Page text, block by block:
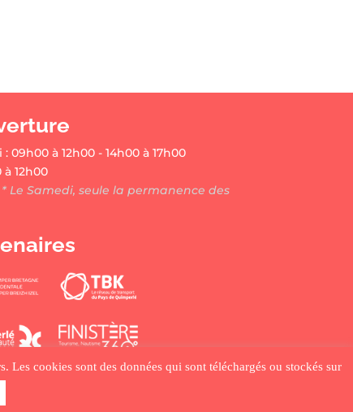
09h00 à 12h00 - 14h00 à 17h00
12h00
Le Samedi, seule la permanence des
cookies sont des données qui sont téléchargés ou stockés sur